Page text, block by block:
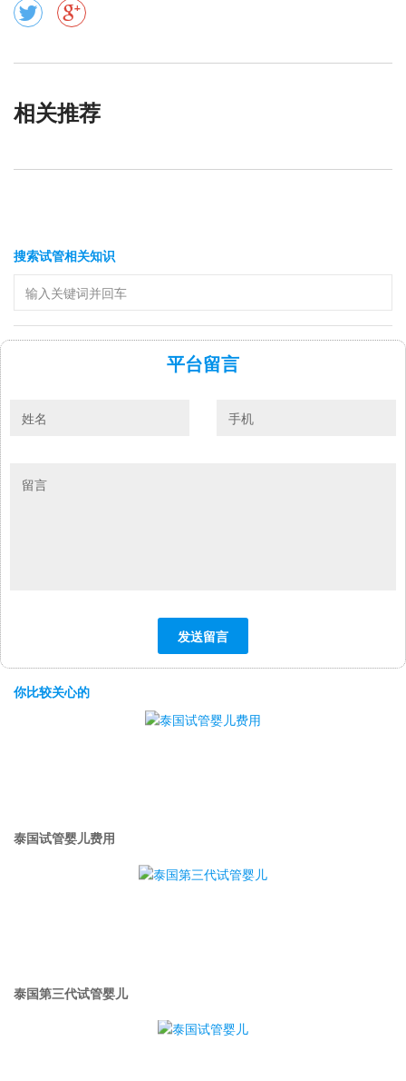
相关推荐
搜索试管相关知识
平台留言
你比较关心的
泰国试管婴儿费用
泰国第三代试管婴儿